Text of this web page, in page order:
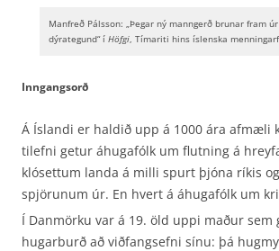
Manfreð Pálsson: „Þegar ný manngerð brunar fram
dýrategund“ í Höfgi, Tímariti hins íslenska
Inngangsorð
Á Íslandi er haldið upp á 1000 ára afmæli
tilefni getur áhugafólk um flutning á
klósettum landa á milli spurt þjóna ríkis
spjörunum úr. En hvert á áhugafólk um
Í Danmörku var á 19. öld uppi maður
hugarburð að viðfangsefni sínu: þá